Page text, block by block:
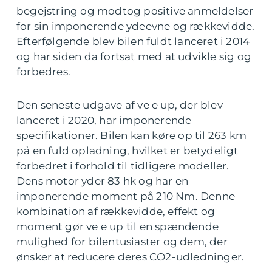
begejstring og modtog positive anmeldelser
for sin imponerende ydeevne og rækkevidde.
Efterfølgende blev bilen fuldt lanceret i 2014
og har siden da fortsat med at udvikle sig og
forbedres.
Den seneste udgave af ve e up, der blev
lanceret i 2020, har imponerende
specifikationer. Bilen kan køre op til 263 km
på en fuld opladning, hvilket er betydeligt
forbedret i forhold til tidligere modeller.
Dens motor yder 83 hk og har en
imponerende moment på 210 Nm. Denne
kombination af rækkevidde, effekt og
moment gør ve e up til en spændende
mulighed for bilentusiaster og dem, der
ønsker at reducere deres CO2-udledninger.